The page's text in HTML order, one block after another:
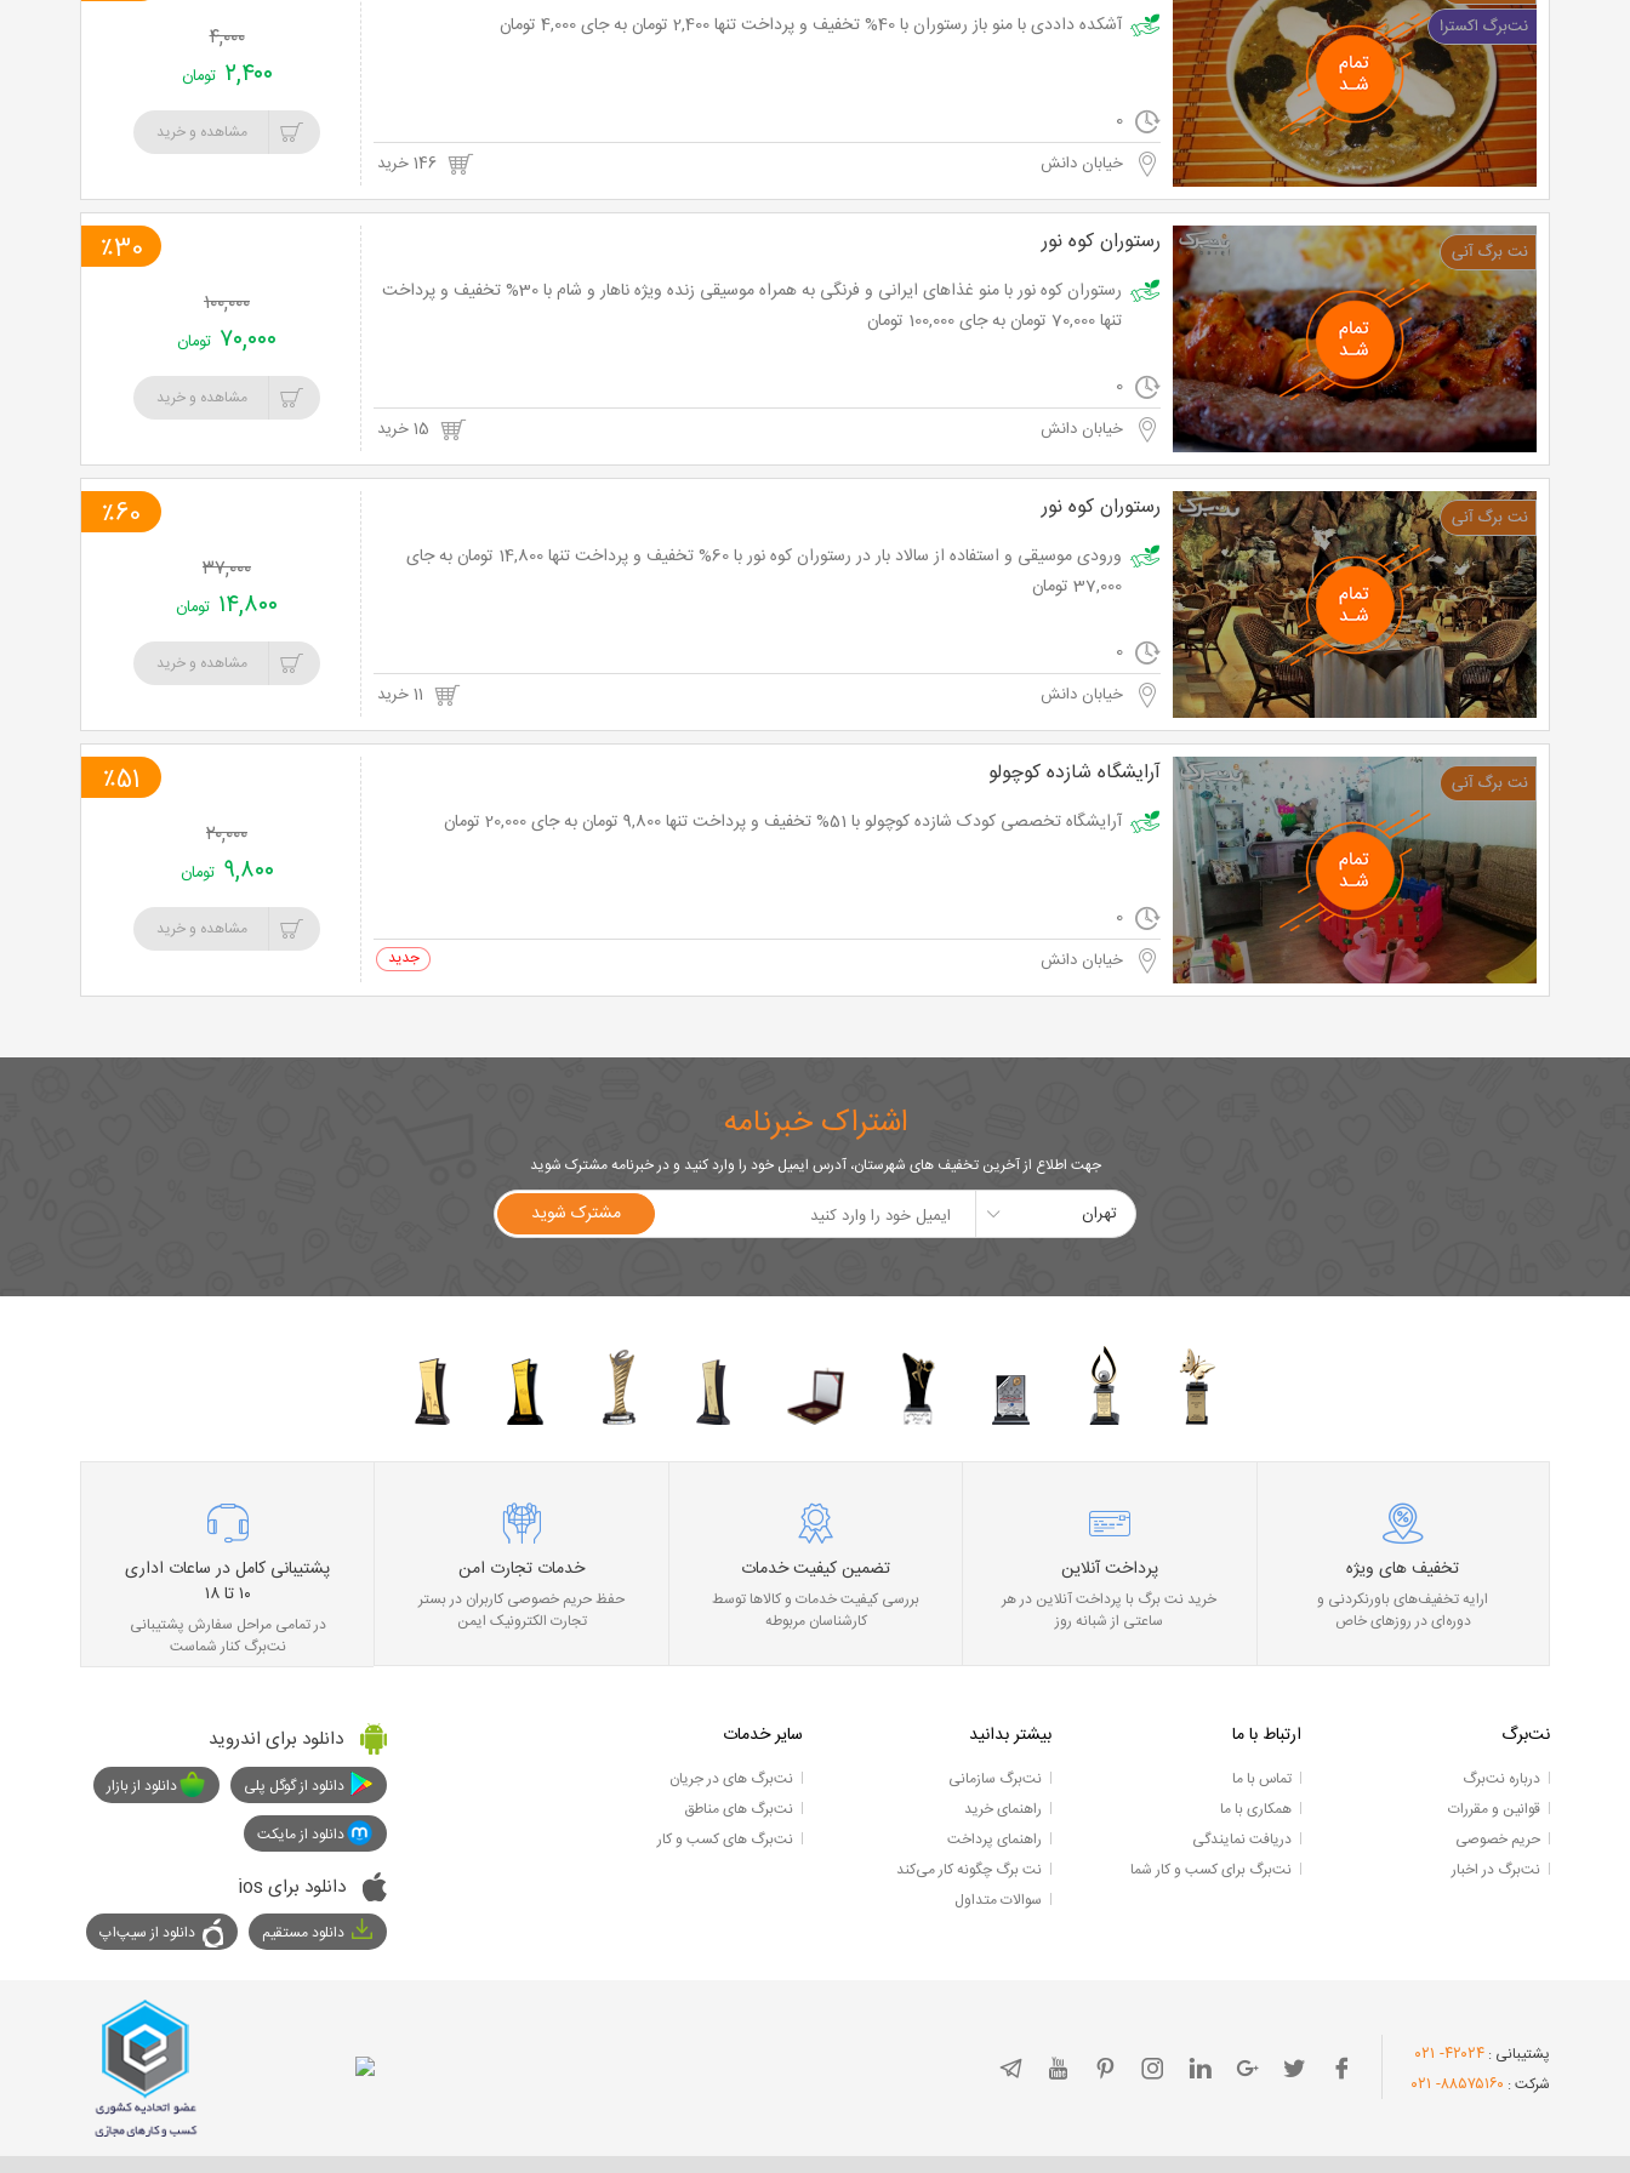
آشکده داددی با منو باز رستوران با 40% تخفیف و پرداخت تنها 2,400 تومان به جای 4,000 تومان
0
خیابان دانش 146 خرید
۴,۰۰۰
۲,۴۰۰ تومان
مشاهده و خرید
رستوران کوه نور
رستوران کوه نور با منو غذاهای ایرانی و فرنگی به همراه موسیقی زنده ویژه ناهار و شام با 30% تخفیف و پرداخت
تنها 70,000 تومان به جای 100,000 تومان
0
خیابان دانش
٪30
۱۰۰,۰۰۰
۷۰,۰۰۰ تومان
مشاهده و خرید
رستوران کوه نور
ورودی موسیقی و استفاده از سالاد بار در رستوران کوه نور با 60% تخفیف و پرداخت تنها 14,800 تومان به جای
37,000 تومان
0
خیابان دانش
٪60
۳۷,۰۰۰
۱۴,۸۰۰ تومان
مشاهده و خرید
آرایشگاه شازده کوچولو
آرایشگاه تخصصی کودک شازده کوچولو با 51% تخفیف و پرداخت تنها 9,800 تومان به جای 20,000 تومان
0
خیابان دانش 0 خرید
٪51
۲۰,۰۰۰
۹,۸۰۰ تومان
مشاهده و خرید
اشتراک خبرنامه
جهت اطلاع از آخرین تخفیف های شهرستان، آدرس ایمیل خود را وارد کنید و در خبرنامه مشترک شوید
تهران مشترک شوید
تخفیف های ویژه
ارایه تخفیف‌های باورنکردنی و
دوره‌ای در روز‌های خاص
پرداخت آنلاین
خرید نت برگ با پرداخت آنلاین در هر
ساعتی از شبانه روز
تضمین کیفیت خدمات
بررسی کیفیت خدمات و کالاها توسط
کارشناسان مربوطه
خدمات تجارت امن
حفظ حریم خصوصی کاربران در بستر
تجارت الکترونیک ایمن
پشتیبانی کامل در ساعات اداری
۱۰ تا ۱۸
در تمامی مراحل سفارش پشتیبانی
نت‌برگ کنار شماست
دانلود برای اندروید
دانلود از گوگل پلی
دانلود از بازار
دانلود از مایکت
دانلود برای ios
دانلود مستقیم دانلود از سیپ‌اپ
نت‌برگ
درباره نت‌برگ
قوانین و مقررات
حریم خصوصی
نت‌برگ در اخبار
ارتباط با ما
تماس با ما
همکاری با ما
دریافت نمایندگی
نت‌برگ برای کسب و کار شما
بیشتر بدانید
نت‌برگ سازمانی
راهنمای خرید
راهنمای پرداخت
نت برگ چگونه کار می‌کند
سوالات متداول
سایر خدمات
نت‌برگ های در جریان
نت‌برگ های مناطق
نت‌برگ های کسب و کار
پشتیبانی : ۴۲۰۲۴- ۰۲۱
شرکت : ۸۸۵۷۵۱۶۰- ۰۲۱